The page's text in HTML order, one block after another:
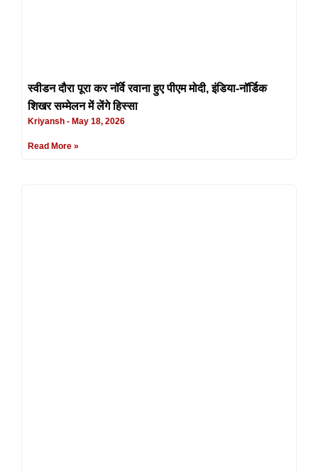
स्वीडन दौरा पूरा कर नॉर्वे रवाना हुए पीएम मोदी, इंडिया-नॉर्डिक
शिखर सम्मेलन में लेंगे हिस्सा
Kriyansh May 18, 2026
Read More »